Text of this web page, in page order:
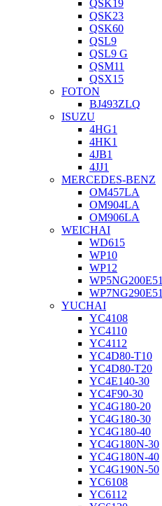
QSK19
QSK23
QSK60
QSL9
QSL9 G
QSM11
QSX15
FOTON
BJ493ZLQ
ISUZU
4HG1
4HK1
4JB1
4JJ1
MERCEDES-BENZ
OM457LA
OM904LA
OM906LA
WEICHAI
WD615
WP10
WP12
WP5NG200E51
WP7NG290E51
YUCHAI
YC4108
YC4110
YC4112
YC4D80-T10
YC4D80-T20
YC4E140-30
YC4F90-30
YC4G180-20
YC4G180-30
YC4G180-40
YC4G180N-30
YC4G180N-40
YC4G190N-50
YC6108
YC6112